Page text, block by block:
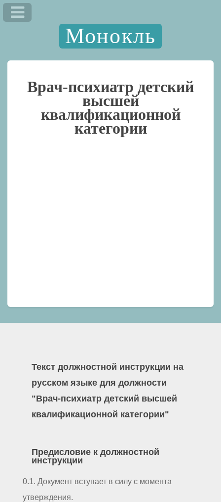
Монокль
Врач-психиатр детский
высшей
квалификационной
категории
Текст должностной инструкции на
русском языке для должности
"Врач-психиатр детский высшей
квалификационной категории"
Предисловие к должностной
инструкции
0.1. Документ вступает в силу с момента
утверждения.